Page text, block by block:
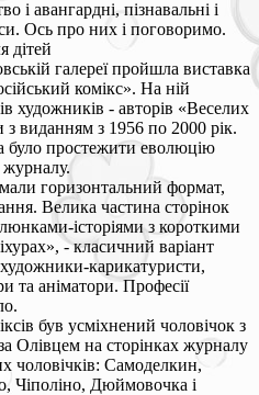
і авангардні, пізнавальні і
Ось про них і поговоримо.
дітей
галереї пройшла виставка
комікс». На ній
художників - авторів «Веселих
виданням з 1956 по 2000 рік.
було простежити еволюцію
журналу.
горизонтальний формат,
Велика частина сторінок
історіями з короткими
- класичний варіант
карикатуристи,
та аніматори. Професії
був усміхнений чоловічок з
Олівцем на сторінках журналу
чоловічків: Самоделкин,
Чіполіно, Дюймовочка і